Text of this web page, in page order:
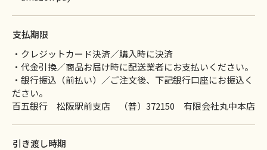
支払期限
・クレジットカード決済／購入時に決済
・代金引換／商品お届け時に配送業者にお支払いください。
・銀行振込（前払い）／ご注文後、下記銀行口座にお振込く
ださい。
百五銀行 松阪駅前支店 （普）372150 有限会社丸中本店
引き渡し時期